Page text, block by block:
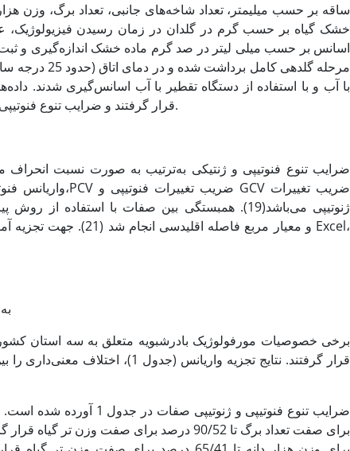
ساقه بر حسب میلیمتر، تعداد شاخه‌های جانبی، تعداد برگ، وزن
خشک گیاه بر حسب گرم در گلدان در زمان رسیدن
اسانس بر حسب میلی لیتر در صد گرم ماده خشک اندازه‌گیری و ثبت
مرحله گلدهی
با آب و با استفاده از دستگاه تقطیر با آب اسانس‌گیری شدند.
قرار گرفتند و ضرایب تنوع فنوتیپی و ژنوتیپی نیز با استفاده از فرمولهای زیر برآورد گردید.
ضرایب تنوع فنوتیپی و ژنتیکی به‌ترتیب به صورت نسبت انحراف
ژنوتیپی می‌باشد(19). همبستگی بین صفات با استفاده
برخی خصوصیات مورفولوژیک بادرشبویه متعلق به سه استان
قرار گرفتند. نتایج تجزیه واریانس